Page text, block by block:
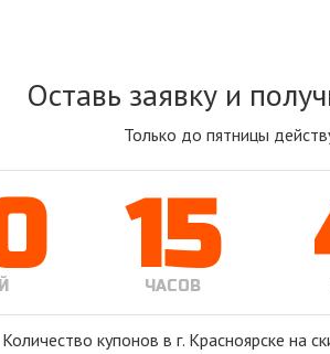
Оставь заявку и
Только до пятницы
15
ЧАСОВ
Количество купонов в г. Красноярске на